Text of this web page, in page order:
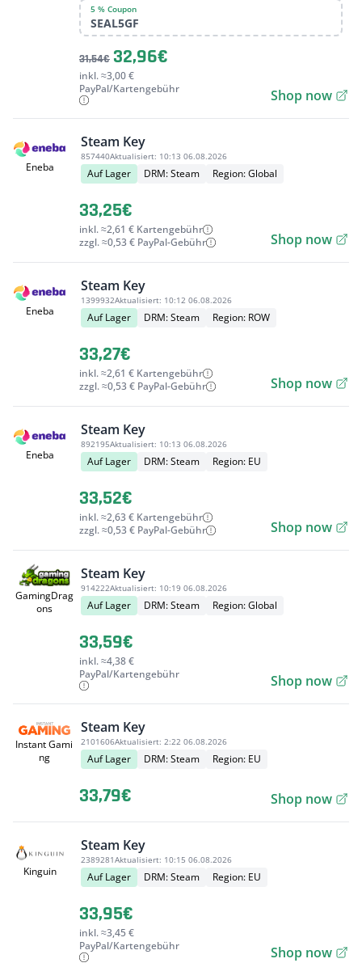
5 % Coupon
SEAL5GF
31,54€ 32,96€
inkl. ≈3,00 €
PayPal/Kartengebühr
Shop now
Eneba
Steam Key
857440Aktualisiert: 10:13 06.08.2026
Auf Lager DRM: Steam Region: Global
33,25€
inkl. ≈2,61 € Kartengebühr
zzgl. ≈0,53 € PayPal-Gebühr
Shop now
Eneba
Steam Key
1399932Aktualisiert: 10:12 06.08.2026
Auf Lager DRM: Steam Region: ROW
33,27€
inkl. ≈2,61 € Kartengebühr
zzgl. ≈0,53 € PayPal-Gebühr
Shop now
Eneba
Steam Key
892195Aktualisiert: 10:13 06.08.2026
Auf Lager DRM: Steam Region: EU
33,52€
inkl. ≈2,63 € Kartengebühr
zzgl. ≈0,53 € PayPal-Gebühr
Shop now
GamingDrag
ons
Steam Key
914222Aktualisiert: 10:19 06.08.2026
Auf Lager DRM: Steam Region: Global
33,59€
inkl. ≈4,38 €
PayPal/Kartengebühr
Shop now
Instant Gami
ng
Steam Key
2101606Aktualisiert: 2:22 06.08.2026
Auf Lager DRM: Steam Region: EU
33,79€ Shop now
Kinguin
Steam Key
2389281Aktualisiert: 10:15 06.08.2026
Auf Lager DRM: Steam Region: EU
33,95€
inkl. ≈3,45 €
PayPal/Kartengebühr
Shop now